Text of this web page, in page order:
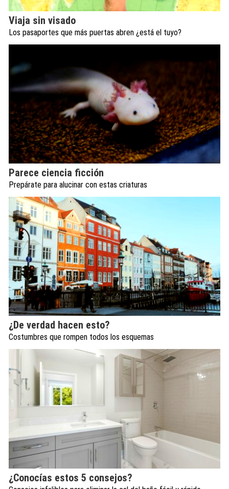
Viaja sin visado
Los pasaportes que más puertas abren ¿está el tuyo?
Parece ciencia ficción
Prepárate para alucinar con estas criaturas
¿De verdad hacen esto?
Costumbres que rompen todos los esquemas
¿Conocías estos 5 consejos?